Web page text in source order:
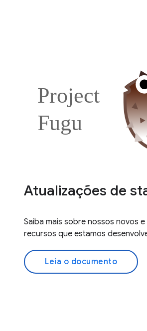
Atualizações de
Saiba mais sobre nossos novos e
recursos que estamos
Leia o documento